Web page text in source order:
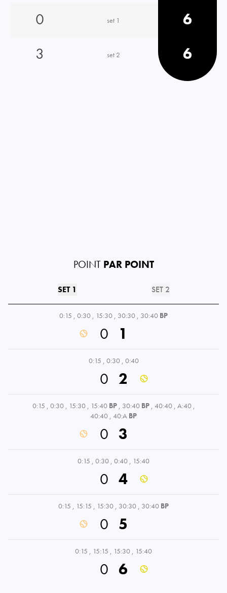
0 set 1
6
3
set 2 6
POINT PAR POINT
SET 1 SET 2
0:15 , 0:30 , 15:30 , 30:30 , 30:40 BP
0 1
0:15 , 0:30 , 0:40
0 2
0:15 , 0:30 , 15:30 , 15:40 BP , 30:40 BP , 40:40 , A:40 ,
40:40 , 40:A BP
0 3
0:15 , 0:30 , 0:40 , 15:40
0 4
0:15 , 15:15 , 15:30 , 30:30 , 30:40 BP
0 5
0:15 , 15:15 , 15:30 , 15:40
0 6